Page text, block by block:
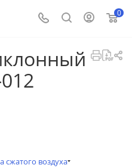
0
сжатого воздуха